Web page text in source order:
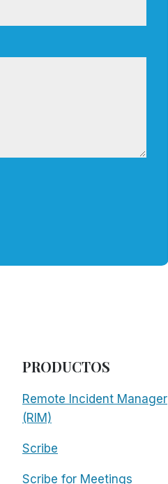
PRODUCTOS
Remote Incident Manager
(RIM)
Scribe
Scribe for Meetings